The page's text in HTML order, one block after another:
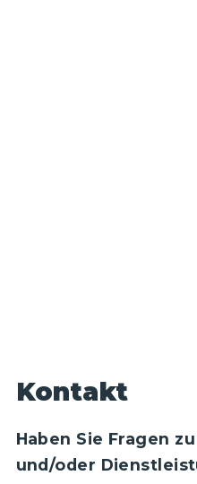
Kontakt
Haben Sie Fragen
und/oder